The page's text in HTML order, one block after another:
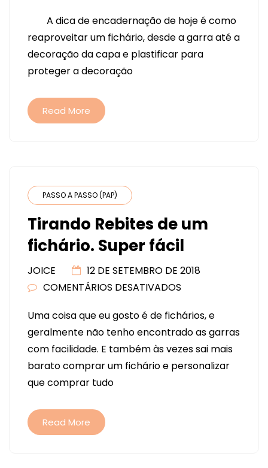
COM
PLASTIFICAÇÃO
MANUAL.
A dica de encadernação de hoje é como
reaproveitar um fichário, desde a garra até a
decoração da capa e plastificar para
proteger a decoração
Read More
PASSO A PASSO (PAP)
Tirando Rebites de um
fichário. Super fácil
JOICE
12 DE SETEMBRO DE 2018
COMENTÁRIOS DESATIVADOS
REBITES
DE
UM
FICHÁRIO.
Uma coisa que eu gosto é de fichários, e
geralmente não tenho encontrado as garras
com facilidade. E também às vezes sai mais
barato comprar um fichário e personalizar
que comprar tudo
Read More